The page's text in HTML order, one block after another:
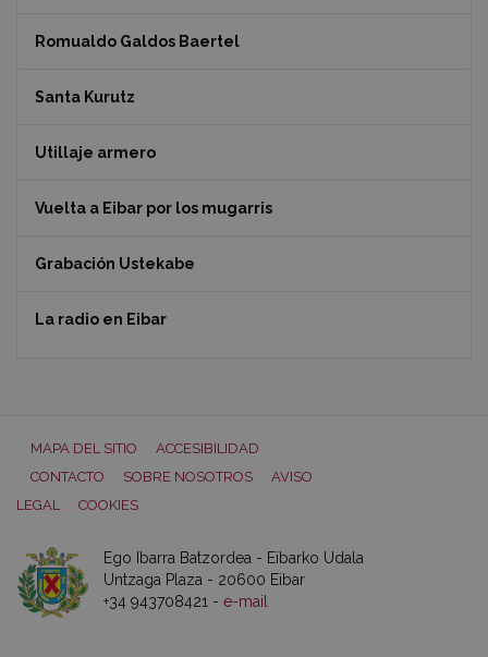
Romualdo Galdos Baertel
Santa Kurutz
Utillaje armero
Vuelta a Eibar por los mugarris
Grabación Ustekabe
La radio en Eibar
MAPA DEL SITIO
ACCESIBILIDAD
CONTACTO
SOBRE NOSOTROS
AVISO
LEGAL
COOKIES
Ego Ibarra Batzordea - Eibarko Udala
Untzaga Plaza - 20600 Eibar
+34 943708421 - e-mail